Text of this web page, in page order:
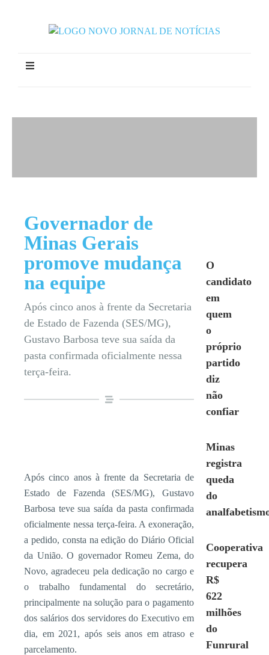
Governador de
Minas Gerais
promove mudança
na equipe
Após cinco anos à frente da Secretaria
de Estado de Fazenda (SES/MG),
Gustavo Barbosa teve sua saída da
pasta confirmada oficialmente nessa
terça-feira.
Após cinco anos à frente da Secretaria de
Estado de Fazenda (SES/MG), Gustavo
Barbosa teve sua saída da pasta confirmada
oficialmente nessa terça-feira. A exoneração,
a pedido, consta na edição do Diário Oficial
da União. O governador Romeu Zema, do
Novo, agradeceu pela dedicação no cargo e
o trabalho fundamental do secretário,
principalmente na solução para o pagamento
dos salários dos servidores do Executivo em
dia, em 2021, após seis anos em atraso e
parcelamento.
O
candidato
em
quem
o
próprio
partido
diz
não
confiar
Minas
registra
queda
do
Cooperativa
recupera
R$
622
milhões
do
Funrural